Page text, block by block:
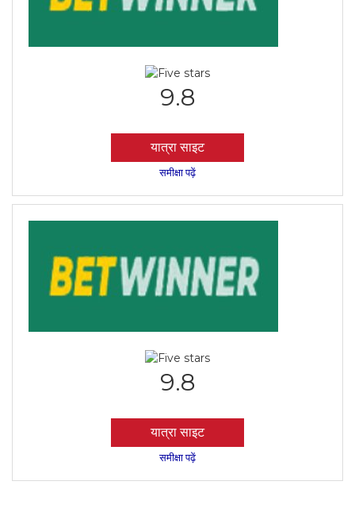
9.8
यात्रा साइट
समीक्षा पढ़ें
9.8
यात्रा साइट
समीक्षा पढ़ें